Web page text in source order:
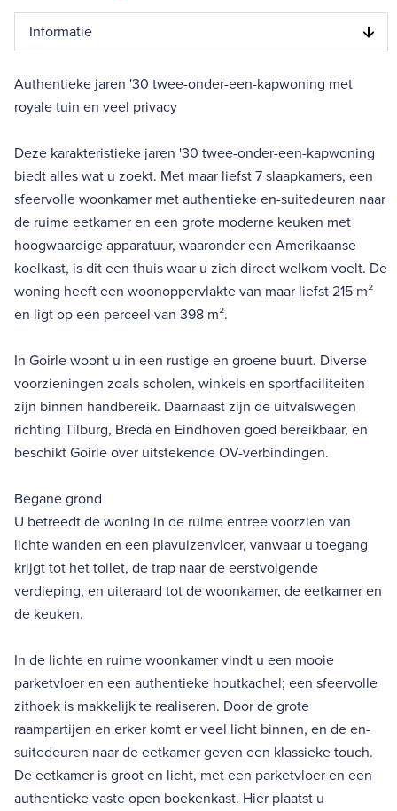
Informatie
Authentieke jaren '30 twee-onder-een-kapwoning met
royale tuin en veel privacy
Deze karakteristieke jaren '30 twee-onder-een-kapwoning
biedt alles wat u zoekt. Met maar liefst 7 slaapkamers, een
sfeervolle woonkamer met authentieke en-suitedeuren naar
de ruime eetkamer en een grote moderne keuken met
hoogwaardige apparatuur, waaronder een Amerikaanse
koelkast, is dit een thuis waar u zich direct welkom voelt. De
woning heeft een woonoppervlakte van maar liefst 215 m²
en ligt op een perceel van 398 m².
In Goirle woont u in een rustige en groene buurt. Diverse
voorzieningen zoals scholen, winkels en sportfaciliteiten
zijn binnen handbereik. Daarnaast zijn de uitvalswegen
richting Tilburg, Breda en Eindhoven goed bereikbaar, en
beschikt Goirle over uitstekende OV-verbindingen.
Begane grond
U betreedt de woning in de ruime entree voorzien van
lichte wanden en een plavuizenvloer, vanwaar u toegang
krijgt tot het toilet, de trap naar de eerstvolgende
verdieping, en uiteraard tot de woonkamer, de eetkamer en
de keuken.
In de lichte en ruime woonkamer vindt u een mooie
parketvloer en een authentieke houtkachel; een sfeervolle
zithoek is makkelijk te realiseren. Door de grote
raampartijen en erker komt er veel licht binnen, en de en-
suitedeuren naar de eetkamer geven een klassieke touch.
De eetkamer is groot en licht, met een parketvloer en een
authentieke vaste open boekenkast. Hier plaatst u